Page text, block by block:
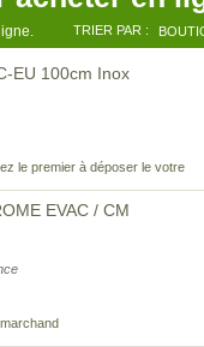
TRIER PAR :
EU 100cm Inox
le premier à déposer le votre
EVAC / CM